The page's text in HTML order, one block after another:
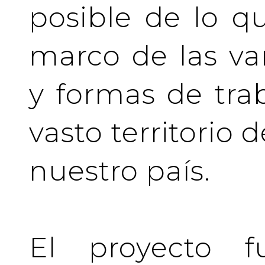
posible de lo
marco de las
y formas de
vasto territorio
nuestro país.
El proyecto